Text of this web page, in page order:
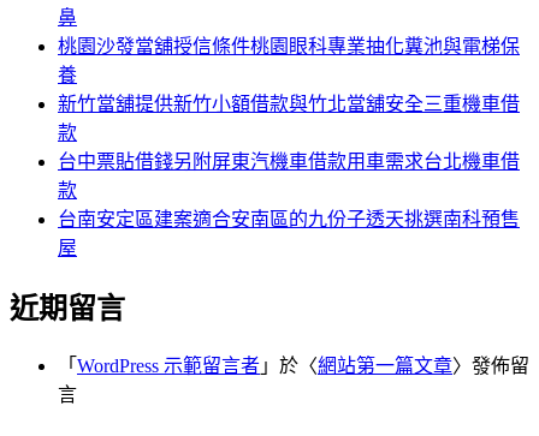
鼻
桃園沙發當舖授信條件桃園眼科專業抽化糞池與電梯保
養
新竹當舖提供新竹小額借款與竹北當舖安全三重機車借
款
台中票貼借錢另附屏東汽機車借款用車需求台北機車借
款
台南安定區建案適合安南區的九份子透天挑選南科預售
屋
近期留言
「 WordPress 示範留言者 」於〈網站第一篇文章〉發佈留
言